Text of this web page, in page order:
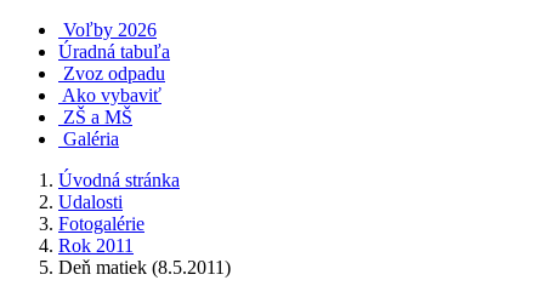
Voľby 2026
Úradná tabuľa
Zvoz odpadu
Ako vybaviť
ZŠ a MŠ
Galéria
Úvodná stránka
Udalosti
Fotogalérie
Rok 2011
Deň matiek (8.5.2011)